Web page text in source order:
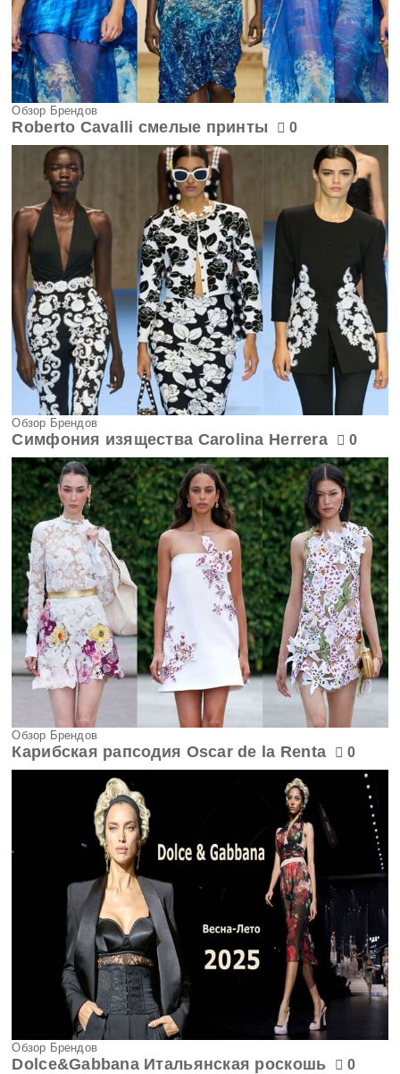
Обзор Брендов
Roberto Cavalli смелые принты 0
Обзор Брендов
Симфония изящества Carolina Herrera 0
Обзор Брендов
Карибская рапсодия Oscar de la Renta 0
Обзор Брендов
Dolce&Gabbana Итальянская роскошь 0